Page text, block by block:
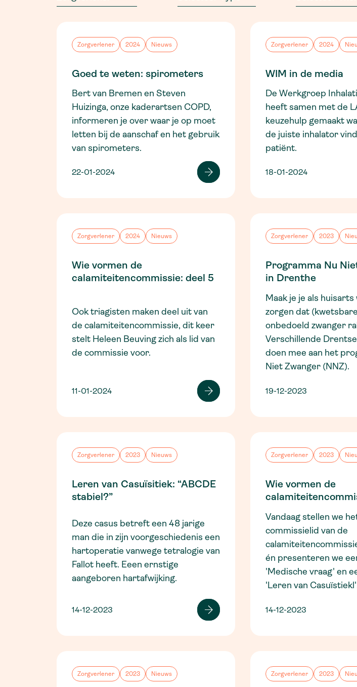
Zorgverlener 2024 Nieuws
Goed te weten: spirometers
Bert van Bremen en Steven
Huizinga, onze kaderartsen COPD,
informeren je over waar je op moet
letten bij de aanschaf en het gebruik
van spirometers.
22-01-2024
Zorgverlener 2024
WIM in de media
De Werkgroep
heeft samen met de
keuzehulp gemaakt
de juiste inhalator
patiënt.
18-01-2024
Zorgverlener 2024 Nieuws
Wie vormen de
calamiteitencommissie: deel 5
Ook triagisten maken deel uit van
de calamiteitencommissie, dit keer
stelt Heleen Beuving zich als lid van
de commissie voor.
11-01-2024
Zorgverlener 2023
Programma Nu
in Drenthe
Maak je je als huisarts
zorgen dat
onbedoeld zwanger
Verschillende
doen mee aan het
Niet Zwanger (NNZ).
19-12-2023
Zorgverlener 2023 Nieuws
Leren van Casuïsitiek: “ABCDE
stabiel?”
Deze casus betreft een 48 jarige
man die in zijn voorgeschiedenis een
hartoperatie vanwege tetralogie van
Fallot heeft. Eeen ernstige
aangeboren hartafwijking.
14-12-2023
Zorgverlener 2023
Wie vormen de
Vandaag stellen we
commissielid van de
én presenteren we
'Medische vraag' en
'Leren van
14-12-2023
Zorgverlener 2023 Nieuws Zorgverlener 2023